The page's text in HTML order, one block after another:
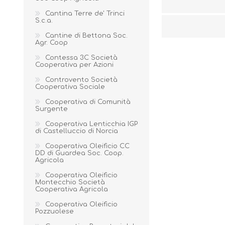
Cantina Terre de' Trinci
S.c.a.
Cantine di Bettona Soc.
Agr. Coop
Contessa 3C Società
Cooperativa per Azioni
Controvento Società
Cooperativa Sociale
Cooperativa di Comunità
Surgente
Cooperativa Lenticchia IGP
di Castelluccio di Norcia
Cooperativa Oleificio CC
DD di Guardea Soc. Coop.
Agricola
Cooperativa Oleificio
Montecchio Società
Cooperativa Agricola
Cooperativa Oleificio
Pozzuolese